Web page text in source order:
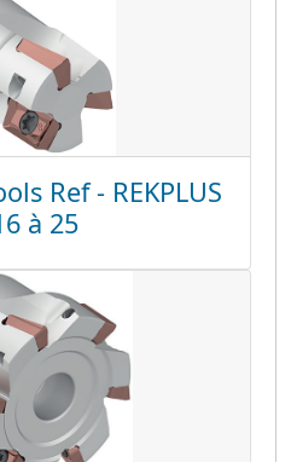
Ref - REKPLUS
à 25